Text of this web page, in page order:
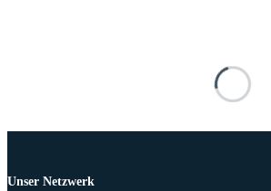
Unser Netzwerk